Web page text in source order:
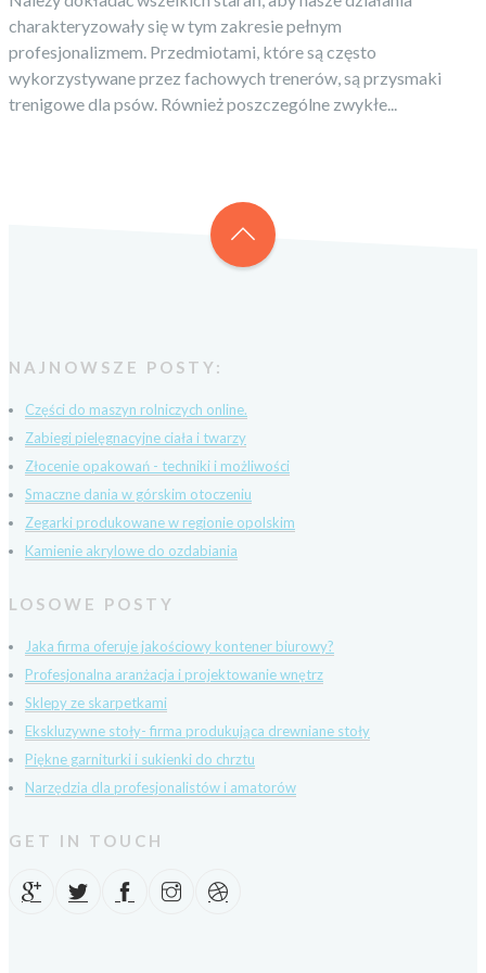
charakteryzowały się w tym zakresie pełnym
profesjonalizmem. Przedmiotami, które są często
wykorzystywane przez fachowych trenerów, są przysmaki
trenigowe dla psów. Również poszczególne zwykłe...
NAJNOWSZE POSTY:
Części do maszyn rolniczych online.
Zabiegi pielęgnacyjne ciała i twarzy
Złocenie opakowań - techniki i możliwości
Smaczne dania w górskim otoczeniu
Zegarki produkowane w regionie opolskim
Kamienie akrylowe do ozdabiania
LOSOWE POSTY
Jaka firma oferuje jakościowy kontener biurowy?
Profesjonalna aranżacja i projektowanie wnętrz
Sklepy ze skarpetkami
Ekskluzywne stoły- firma produkująca drewniane stoły
Piękne garniturki i sukienki do chrztu
Narzędzia dla profesjonalistów i amatorów
GET IN TOUCH